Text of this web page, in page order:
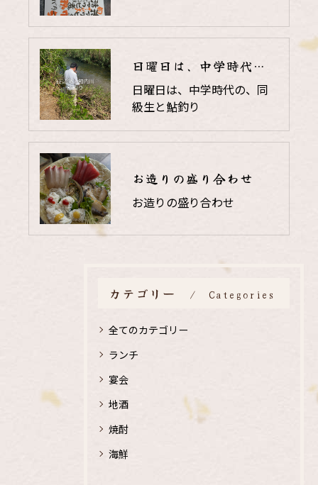
日曜日は、中学時代の、同級生と鮎釣り
日曜日は、中学時代の、同
級生と鮎釣り
お造りの盛り合わせ
お造りの盛り合わせ
カテゴリー Categories
全てのカテゴリー
ランチ
宴会
地酒
焼酎
海鮮